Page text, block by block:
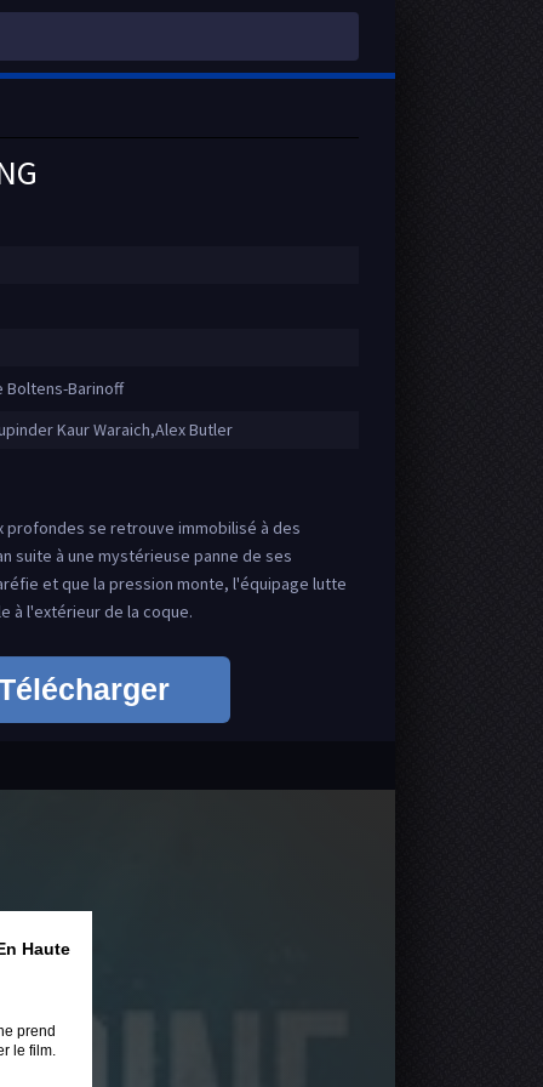
Boltens-Barinoff
Kaur Waraich,Alex Butler
profondes se retrouve immobilisé à des
suite à une mystérieuse panne de ses
et que la pression monte, l'équipage lutte
à l'extérieur de la coque.
Haute
prend
le film.